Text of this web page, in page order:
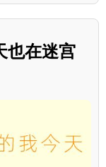
也在迷宫